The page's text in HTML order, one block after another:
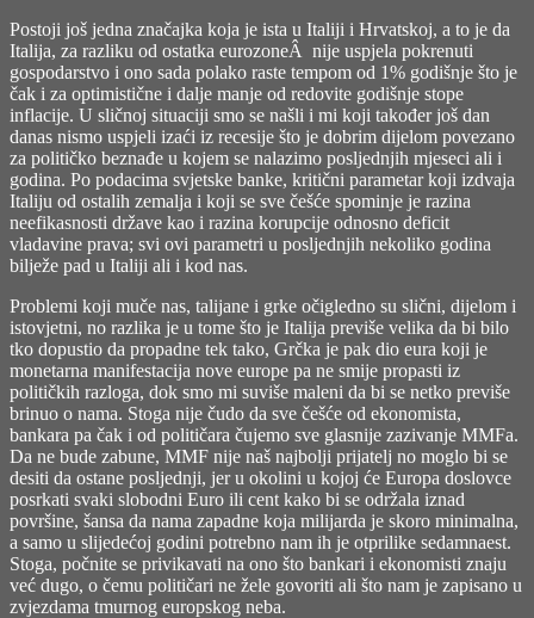
Postoji još jedna značajka koja je ista u Italiji i Hrvatskoj, a to je da
Italija, za razliku od ostatka eurozoneÂ nije uspjela pokrenuti
gospodarstvo i ono sada polako raste tempom od 1% godišnje što je
čak i za optimistične i dalje manje od redovite godišnje stope
inflacije. U sličnoj situaciji smo se našli i mi koji također još dan
danas nismo uspjeli izaći iz recesije što je dobrim dijelom povezano
za političko beznađe u kojem se nalazimo posljednjih mjeseci ali i
godina. Po podacima svjetske banke, kritični parametar koji izdvaja
Italiju od ostalih zemalja i koji se sve češće spominje je razina
neefikasnosti države kao i razina korupcije odnosno deficit
vladavine prava; svi ovi parametri u posljednjih nekoliko godina
bilježe pad u Italiji ali i kod nas.
Problemi koji muče nas, talijane i grke očigledno su slični, dijelom i
istovjetni, no razlika je u tome što je Italija previše velika da bi bilo
tko dopustio da propadne tek tako, Grčka je pak dio eura koji je
monetarna manifestacija nove europe pa ne smije propasti iz
političkih razloga, dok smo mi suviše maleni da bi se netko previše
brinuo o nama. Stoga nije čudo da sve češće od ekonomista,
bankara pa čak i od političara čujemo sve glasnije zazivanje MMFa.
Da ne bude zabune, MMF nije naš najbolji prijatelj no moglo bi se
desiti da ostane posljednji, jer u okolini u kojoj će Europa doslovce
posrkati svaki slobodni Euro ili cent kako bi se održala iznad
površine, šansa da nama zapadne koja milijarda je skoro minimalna,
a samo u slijedećoj godini potrebno nam ih je otprilike sedamnaest.
Stoga, počnite se privikavati na ono što bankari i ekonomisti znaju
već dugo, o čemu političari ne žele govoriti ali što nam je zapisano u
zvjezdama tmurnog europskog neba.